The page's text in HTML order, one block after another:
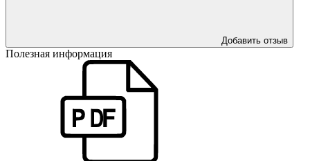
Добавить отзыв
Полезная информация